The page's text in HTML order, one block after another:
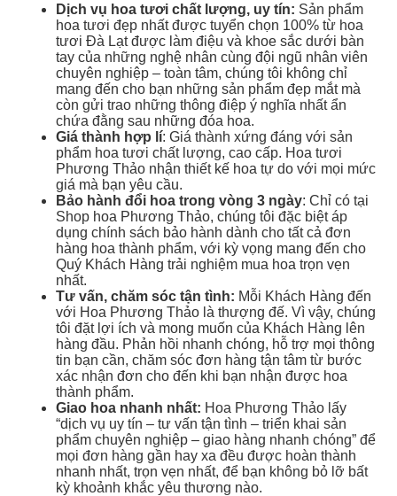
Dịch vụ hoa tươi chất lượng, uy tín: Sản phẩm
hoa tươi đẹp nhất được tuyển chọn 100% từ hoa
tươi Đà Lạt được làm điệu và khoe sắc dưới bàn
tay của những nghệ nhân cùng đội ngũ nhân viên
chuyên nghiệp – toàn tâm, chúng tôi không chỉ
mang đến cho bạn những sản phẩm đẹp mắt mà
còn gửi trao những thông điệp ý nghĩa nhất ẩn
chứa đằng sau những đóa hoa.
Giá thành hợp lí: Giá thành xứng đáng với sản
phẩm hoa tươi chất lượng, cao cấp. Hoa tươi
Phương Thảo nhận thiết kế hoa tự do với mọi mức
giá mà bạn yêu cầu.
Bảo hành đổi hoa trong vòng 3 ngày: Chỉ có tại
Shop hoa Phương Thảo, chúng tôi đặc biệt áp
dụng chính sách bảo hành dành cho tất cả đơn
hàng hoa thành phẩm, với kỳ vọng mang đến cho
Quý Khách Hàng trải nghiệm mua hoa trọn vẹn
nhất.
Tư vấn, chăm sóc tận tình: Mỗi Khách Hàng đến
với Hoa Phương Thảo là thượng đế. Vì vậy, chúng
tôi đặt lợi ích và mong muốn của Khách Hàng lên
hàng đầu. Phản hồi nhanh chóng, hỗ trợ mọi thông
tin bạn cần, chăm sóc đơn hàng tận tâm từ bước
xác nhận đơn cho đến khi bạn nhận được hoa
thành phẩm.
Giao hoa nhanh nhất: Hoa Phương Thảo lấy
“dịch vụ uy tín – tư vấn tận tình – triển khai sản
phẩm chuyên nghiệp – giao hàng nhanh chóng” để
mọi đơn hàng gần hay xa đều được hoàn thành
nhanh nhất, trọn vẹn nhất, để bạn không bỏ lỡ bất
kỳ khoảnh khắc yêu thương nào.